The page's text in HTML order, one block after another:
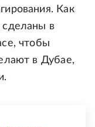
Как
сделаны в
чтобы
в Дубае,